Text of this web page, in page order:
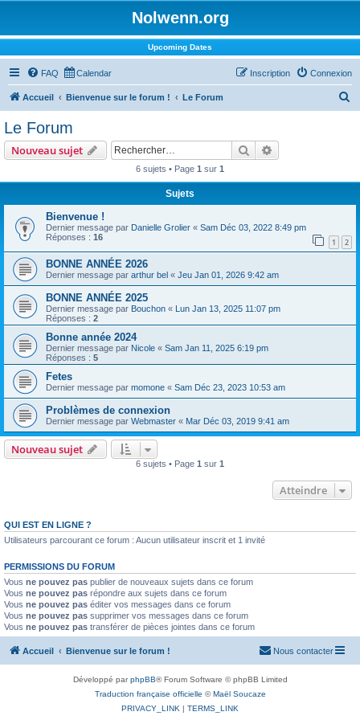
Nolwenn.org
Upcoming Dates
FAQ Calendar Connexion
Inscription
Accueil Bienvenue sur le forum ! Le Forum
e
Le Forum
Nouveau sujet Rechercher
6 sujets • Page 1 sur 1
Sujets
Bienvenue !
Dernier message par Danielle Grolier « Sam Déc 03, 2022 8:49 pm
Réponses : 16 1 2
BONNE ANNÉE 2026
Dernier message par arthur bel « Jeu Jan 01, 2026 9:42 am
BONNE ANNÉE 2025
Dernier message par Bouchon « Lun Jan 13, 2025 11:07 pm
Réponses : 2
Bonne année 2024
Dernier message par Nicole « Sam Jan 11, 2025 6:19 pm
Réponses : 5
Fetes
Dernier message par momone « Sam Déc 23, 2023 10:53 am
Problèmes de connexion
Dernier message par Webmaster « Mar Déc 03, 2019 9:41 am
Nouveau sujet
6 sujets • Page 1 sur 1
Atteindre
QUI EST EN LIGNE ?
Utilisateurs parcourant ce forum : Aucun utilisateur inscrit et 1 invité
PERMISSIONS DU FORUM
Vous ne pouvez pas publier de nouveaux sujets dans ce forum
Vous ne pouvez pas répondre aux sujets dans ce forum
Vous ne pouvez pas éditer vos messages dans ce forum
Vous ne pouvez pas supprimer vos messages dans ce forum
Vous ne pouvez pas transférer de pièces jointes dans ce forum
Accueil Bienvenue sur le forum ! Nous contacter
Développé parphpBB® Forum Software © phpBB Limited
Traduction française officielle ©Maël Soucaze
PRIVACY_LINK | TERMS_LINK